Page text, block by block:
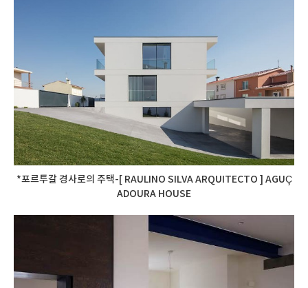
*포르투갈 경사로의 주택-[ RAULINO SILVA ARQUITECTO ] AGUÇ
ADOURA HOUSE